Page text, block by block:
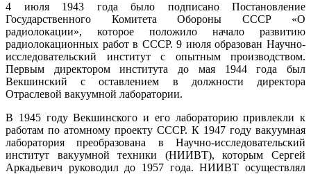
4 июля 1943 года было подписано Постановление
Государственного Комитета Обороны СССР «О
радиолокации», которое положило начало развитию
радиолокационных работ в СССР. 9 июля образован Научно-
исследовательский институт с опытным производством.
Первым директором института до мая 1944 года был
Векшинский с оставлением в должности директора
Отраслевой вакуумной лаборатории.
В 1945 году Векшинского и его лабораторию привлекли к
работам по атомному проекту СССР. К 1947 году вакуумная
лаборатория преобразована в Научно-исследовательский
институт вакуумной техники (НИИВТ), которым Сергей
Аркадьевич руководил до 1957 года. НИИВТ осуществлял